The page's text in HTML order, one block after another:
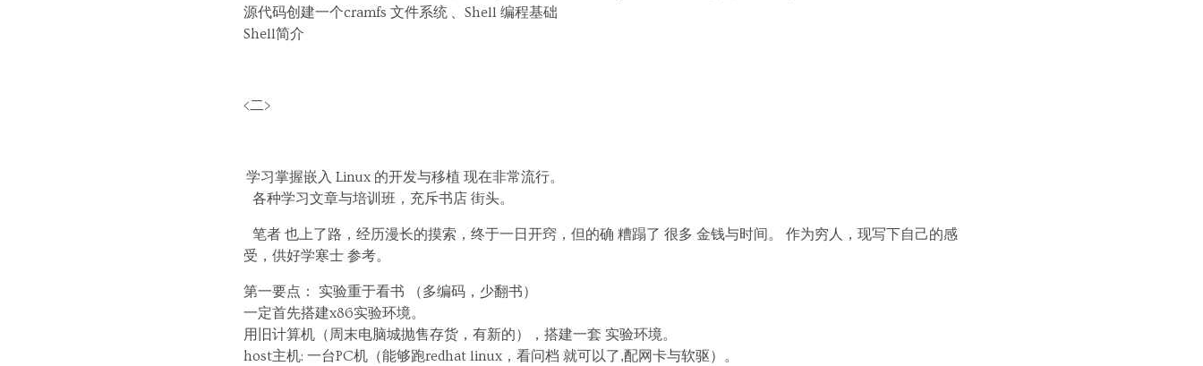
源代码创建一个cramfs 文件系统 、Shell 编程基础
Shell简介
<二>
学习掌握嵌入 Linux 的开发与移植 现在非常流行。
各种学习文章与培训班，充斥书店 街头。
笔者 也上了路，经历漫长的摸索，终于一日开窍，但的确 糟蹋了 很多 金钱与时间。 作为穷人，现写下自己的感
受，供好学寒士 参考。
第一要点： 实验重于看书 （多编码，少翻书）
一定首先搭建x86实验环境。
用旧计算机（周末电脑城抛售存货，有新的），搭建一套 实验环境。
host主机: 一台PC机（能够跑redhat linux，看问档 就可以了,配网卡与软驱）。